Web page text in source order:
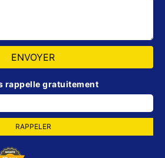
rappelle gratuitement